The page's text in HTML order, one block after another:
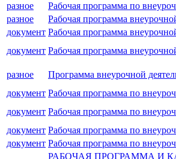
разное
Рабочая программа по
разное
Рабочая программа
документ Рабочая программа
документ Рабочая программа
разное Программа внеурочной
документ Рабочая программа по
документ Рабочая программа по
документ Рабочая программа по
документ Рабочая программа по
РАБОЧАЯ ПРОГРАММА И